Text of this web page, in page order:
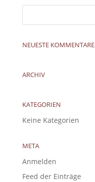
NEUESTE KOMMENTARE
ARCHIV
KATEGORIEN
Keine Kategorien
META
Anmelden
Feed der Einträge